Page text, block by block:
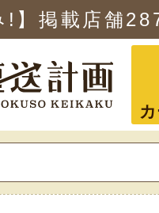
!】掲載店舗